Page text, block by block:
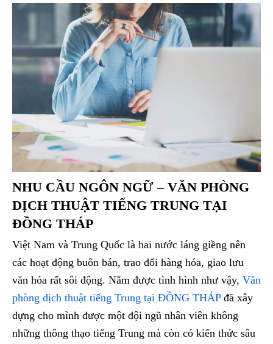
NHU CẦU NGÔN NGỮ – VĂN PHÒNG
DỊCH THUẬT TIẾNG TRUNG TẠI
ĐỒNG THÁP
Việt Nam và Trung Quốc là hai nước láng giềng nên
các hoạt động buôn bán, trao đổi hàng hóa, giao lưu
văn hóa rất sôi động. Nắm được tình hình như vậy, Văn
phòng dịch thuật tiếng Trung tại ĐỒNG THÁPđã xây
dựng cho mình được một đội ngũ nhân viên không
những thông thạo tiếng Trung mà còn có kiến thức sâu